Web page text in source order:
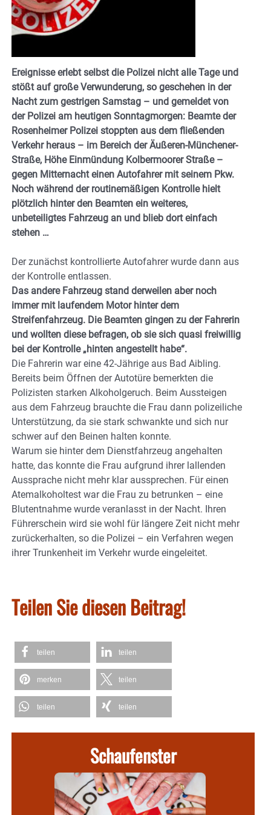
Ereignisse erlebt selbst die Polizei nicht alle Tage und
stößt auf große Verwunderung, so geschehen in der
Nacht zum gestrigen Samstag – und gemeldet von
der Polizei am heutigen Sonntagmorgen: Beamte der
Rosenheimer Polizei stoppten aus dem fließenden
Verkehr heraus – im Bereich der Äußeren-Münchener-
Straße, Höhe Einmündung Kolbermoorer Straße –
gegen Mitternacht einen Autofahrer mit seinem Pkw.
Noch während der routinemäßigen Kontrolle hielt
plötzlich hinter den Beamten ein weiteres,
unbeteiligtes Fahrzeug an und blieb dort einfach
stehen …
Der zunächst kontrollierte Autofahrer wurde dann aus
der Kontrolle entlassen.
Das andere Fahrzeug stand derweilen aber noch
immer mit laufendem Motor hinter dem
Streifenfahrzeug. Die Beamten gingen zu der Fahrerin
und wollten diese befragen, ob sie sich quasi freiwillig
bei der Kontrolle „hinten angestellt habe“.
Die Fahrerin war eine 42-Jährige aus Bad Aibling.
Bereits beim Öffnen der Autotüre bemerkten die
Polizisten starken Alkoholgeruch. Beim Aussteigen
aus dem Fahrzeug brauchte die Frau dann polizeiliche
Unterstützung, da sie stark schwankte und sich nur
schwer auf den Beinen halten konnte.
Warum sie hinter dem Dienstfahrzeug angehalten
hatte, das konnte die Frau aufgrund ihrer lallenden
Aussprache nicht mehr klar aussprechen. Für einen
Atemalkoholtest war die Frau zu betrunken – eine
Blutentnahme wurde veranlasst in der Nacht. Ihren
Führerschein wird sie wohl für längere Zeit nicht mehr
zurückerhalten, so die Polizei – ein Verfahren wegen
ihrer Trunkenheit im Verkehr wurde eingeleitet.
Teilen Sie diesen Beitrag!
teilen teilen
merken teilen
teilen teilen
Schaufenster